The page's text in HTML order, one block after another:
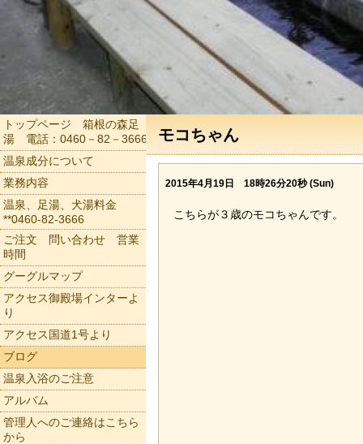
モコちゃん
2015年4月19日 18時26分20秒 (Sun)
こちらが３歳のモコちゃんです。
トップページ 箱根の森足
湯 電話：0460－82－3666
温泉成分について
業務内容
温泉、足湯、犬湯料金
**0460-82-3666
ご注文 問い合わせ 営業
時間
グーグルマップ
アクセス御殿場インターよ
り
アクセス国道1号より
ブログ
温泉入浴のご注意
アルバム
管理人へのご連絡はこちら
から